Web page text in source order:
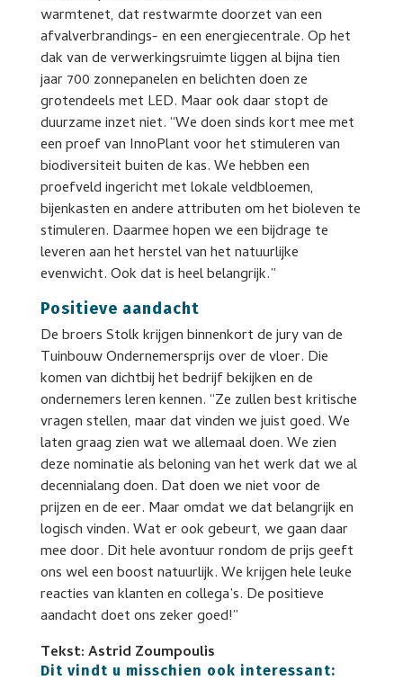
warmtenet, dat restwarmte doorzet van een
afvalverbrandings- en een energiecentrale. Op het
dak van de verwerkingsruimte liggen al bijna tien
jaar 700 zonnepanelen en belichten doen ze
grotendeels met LED. Maar ook daar stopt de
duurzame inzet niet. “We doen sinds kort mee met
een proef van InnoPlant voor het stimuleren van
biodiversiteit buiten de kas. We hebben een
proefveld ingericht met lokale veldbloemen,
bijenkasten en andere attributen om het bioleven te
stimuleren. Daarmee hopen we een bijdrage te
leveren aan het herstel van het natuurlijke
evenwicht. Ook dat is heel belangrijk.”
Positieve aandacht
De broers Stolk krijgen binnenkort de jury van de
Tuinbouw Ondernemersprijs over de vloer. Die
komen van dichtbij het bedrijf bekijken en de
ondernemers leren kennen. “Ze zullen best kritische
vragen stellen, maar dat vinden we juist goed. We
laten graag zien wat we allemaal doen. We zien
deze nominatie als beloning van het werk dat we al
decennialang doen. Dat doen we niet voor de
prijzen en de eer. Maar omdat we dat belangrijk en
logisch vinden. Wat er ook gebeurt, we gaan daar
mee door. Dit hele avontuur rondom de prijs geeft
ons wel een boost natuurlijk. We krijgen hele leuke
reacties van klanten en collega’s. De positieve
aandacht doet ons zeker goed!”
Tekst: Astrid Zoumpoulis
Dit vindt u misschien ook interessant: